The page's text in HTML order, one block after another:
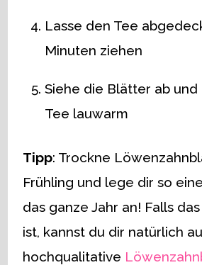
Lasse den Tee
Minuten ziehen
Siehe die Blätter ab
Tee lauwarm
Tipp: Trockne
Frühling und lege dir so
das ganze Jahr an! Falls
ist, kannst du dir natürlich
hochqualitative